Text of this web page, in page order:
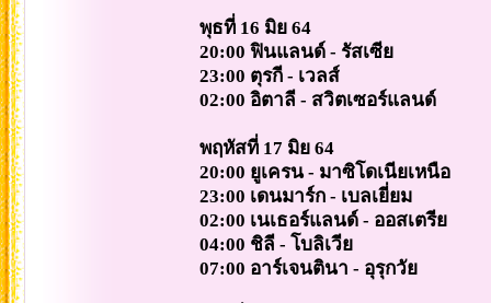
พุธที่ 16 มิย 64
20:00 ฟินแลนด์ - รัสเซีย
23:00 ตุรกี - เวลส์
02:00 อิตาลี - สวิตเซอร์แลนด์
พฤหัสที่ 17 มิย 64
20:00 ยูเครน - มาซิโดเนียเหนือ
23:00 เดนมาร์ก - เบลเยี่ยม
02:00 เนเธอร์แลนด์ - ออสเตรีย
04:00 ชิลี - โบลิเวีย
07:00 อาร์เจนตินา - อุรุกวัย